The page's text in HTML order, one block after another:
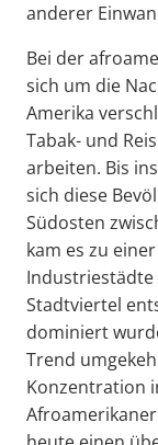
anderer
Bei der
sich um die
Amerika
Tabak- und
arbeiten. Bis
sich diese
Südosten
kam es zu
Industriestädte
Stadtviertel
dominiert
Trend
Konzentration